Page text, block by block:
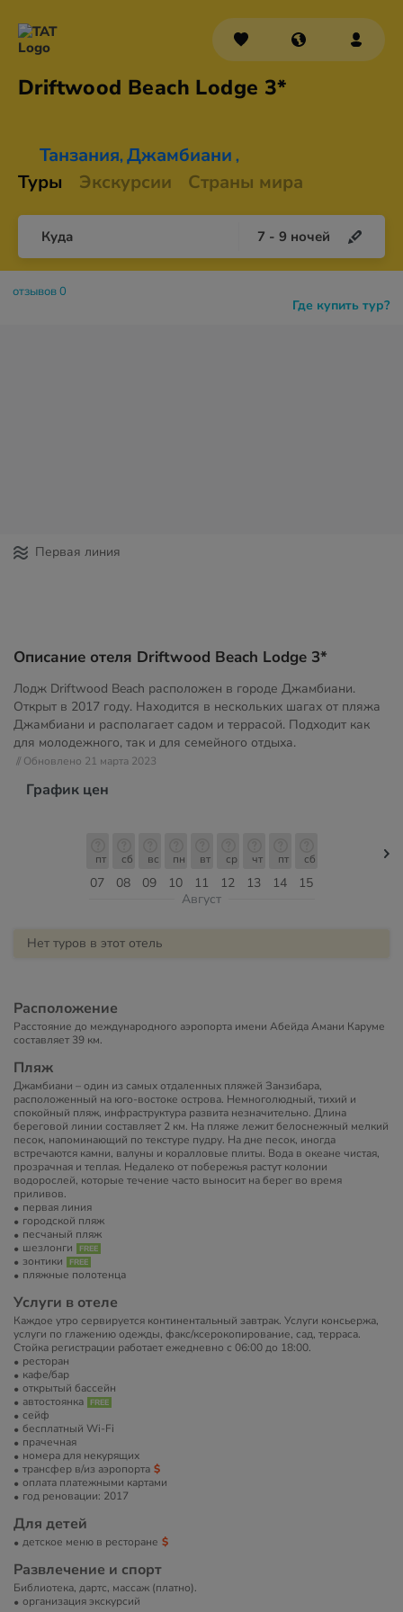
Driftwood Beach Lodge 3*
Танзания, Джамбиани ,
Туры Экскурсии Страны мира
Куда 7 - 9 ночей
Где купить тур?
отзывов 0
Первая линия
Описание отеля Driftwood Beach Lodge 3*
Лодж Driftwood Beach расположен в городе Джамбиани.
Открыт в 2017 году. Находится в нескольких шагах от пляжа
Джамбиани и располагает садом и террасой. Подходит как
для молодежного, так и для семейного отдыха.
// Обновлено 21 марта 2023
График цен
07
пт
08
сб
09
вс
10
пн
11
вт
12
ср
13
чт
14
пт
15
сб
Август
Нет туров в этот отель
Расположение
Расстояние до международного аэропорта имени Абейда Амани Каруме
составляет 39 км.
Пляж
Джамбиани – один из самых отдаленных пляжей Занзибара,
расположенный на юго-востоке острова. Немноголюдный, тихий и
спокойный пляж, инфраструктура развита незначительно. Длина
береговой линии составляет 2 км. На пляже лежит белоснежный мелкий
песок, напоминающий по текстуре пудру. На дне песок, иногда
встречаются камни, валуны и коралловые плиты. Вода в океане чистая,
прозрачная и теплая. Недалеко от побережья растут колонии
водорослей, которые течение часто выносит на берег во время
приливов.
первая линия
городской пляж
песчаный пляж
шезлонги
зонтики
пляжные полотенца
Услуги в отеле
Каждое утро сервируется континентальный завтрак. Услуги консьержа,
услуги по глажению одежды, факс/ксерокопирование, сад, терраса.
Стойка регистрации работает ежедневно с 06:00 до 18:00.
ресторан
кафе/бар
открытый бассейн
автостоянка
сейф
бесплатный Wi-Fi
прачечная
номера для некурящих
трансфер в/из аэропорта
оплата платежными картами
год реновации: 2017
Для детей
детское меню в ресторане
Развлечение и спорт
Библиотека, дартс, массаж (платно).
организация экскурсий